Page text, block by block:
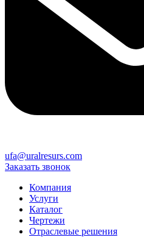
ufa@uralresurs.com
Заказать звонок
Компания
Услуги
Каталог
Чертежи
Отраслевые решения